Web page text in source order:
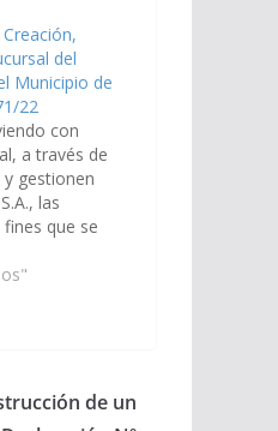
del
Municipio de
22
con
a través de
gestionen
las
que se
de
de un